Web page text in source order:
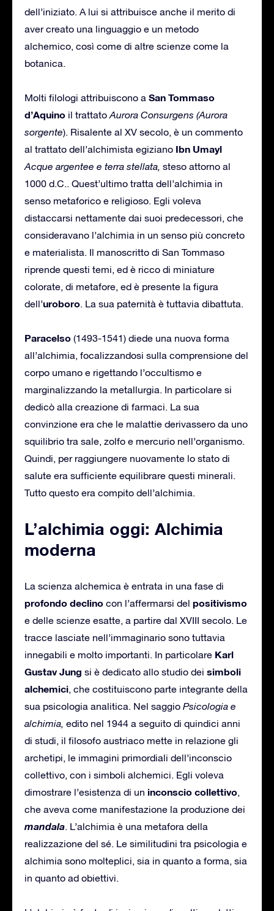
dell’iniziato. A lui si attribuisce anche il merito di
aver creato una linguaggio e un metodo
alchemico, così come di altre scienze come la
botanica.
Molti filologi attribuiscono a San Tommaso
d’Aquino il trattato Aurora Consurgens (Aurora
sorgente). Risalente al XV secolo, è un commento
al trattato dell’alchimista egiziano Ibn Umayl
Acque argentee e terra stellata, steso attorno al
1000 d.C.. Quest’ultimo tratta dell’alchimia in
senso metaforico e religioso. Egli voleva
distaccarsi nettamente dai suoi predecessori, che
consideravano l’alchimia in un senso più concreto
e materialista. Il manoscritto di San Tommaso
riprende questi temi, ed è ricco di miniature
colorate, di metafore, ed è presente la figura
dell’uroboro. La sua paternità è tuttavia dibattuta.
Paracelso (1493-1541) diede una nuova forma
all’alchimia, focalizzandosi sulla comprensione del
corpo umano e rigettando l’occultismo e
marginalizzando la metallurgia. In particolare si
dedicò alla creazione di farmaci. La sua
convinzione era che le malattie derivassero da uno
squilibrio tra sale, zolfo e mercurio nell’organismo.
Quindi, per raggiungere nuovamente lo stato di
salute era sufficiente equilibrare questi minerali.
Tutto questo era compito dell’alchimia.
L’alchimia oggi: Alchimia
moderna
La scienza alchemica è entrata in una fase di
profondo declino con l’affermarsi del positivismo
e delle scienze esatte, a partire dal XVIII secolo. Le
tracce lasciate nell’immaginario sono tuttavia
innegabili e molto importanti. In particolare Karl
Gustav Jung si è dedicato allo studio dei simboli
alchemici, che costituiscono parte integrante della
sua psicologia analitica. Nel saggio Psicologia e
alchimia, edito nel 1944 a seguito di quindici anni
di studi, il filosofo austriaco mette in relazione gli
archetipi, le immagini primordiali dell’inconscio
collettivo, con i simboli alchemici. Egli voleva
dimostrare l’esistenza di un inconscio collettivo,
che aveva come manifestazione la produzione dei
mandala. L’alchimia è una metafora della
realizzazione del sé. Le similitudini tra psicologia e
alchimia sono molteplici, sia in quanto a forma, sia
in quanto ad obiettivi.